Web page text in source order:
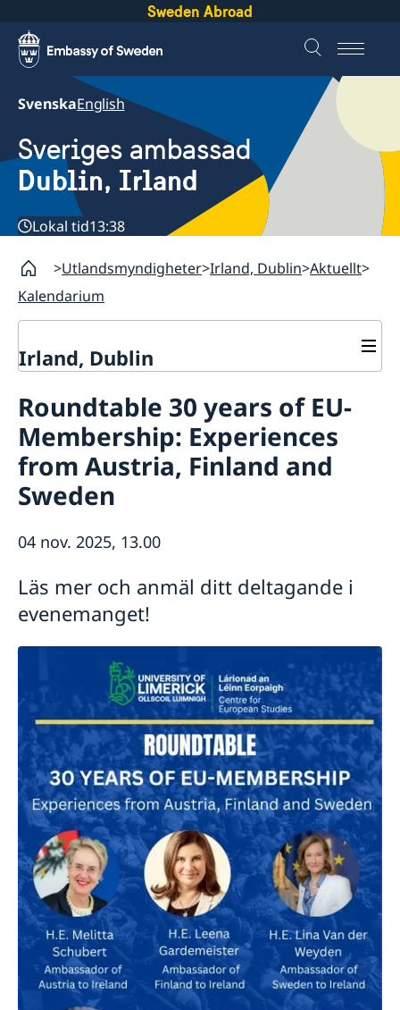
Sweden Abroad
SvenskaEnglish
Sveriges ambassad
Dublin, Irland
Lokal tid13:38
Utlandsmyndigheter Irland, Dublin Aktuellt
Kalendarium
Irland, Dublin
Om oss
Ambassadens personal
Så stöttar vi svenska företag
Vi är en resurs för svenska företag
Team Sweden
Så kan du få stöd
Anmäl handelshinder
Aktuellt
Nyheter
Lediga tjänster
Roundtable 30 years of EU-
Membership: Experiences
from Austria, Finland and
Sweden
04 nov. 2025, 13.00
Läs mer och anmäl ditt deltagande i
evenemanget!